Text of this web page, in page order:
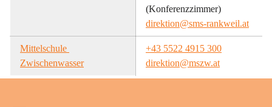
(Konferenzzimmer)
direktion@sms-rankweil.at
Mittelschule
Zwischenwasser
+43 5522 4915 300
direktion@mszw.at